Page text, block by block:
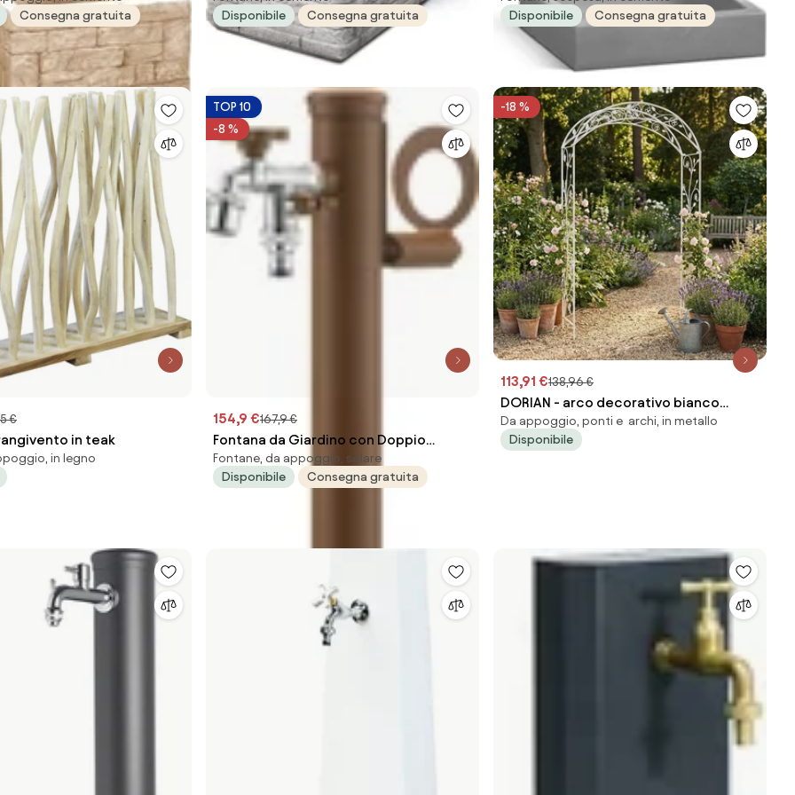
Consegna gratuita
KAM
Disponibile
Consegna gratuita
Disponibile
Consegna gratuita
€
in teak
in legno
TOP 10
-8 %
154,9 €167,9 €
Fontana da Giardino con Doppio
Rubinetto Belfer 42/SRR Ruggine...
Fontane, da appoggio, solare
Disponibile
Consegna gratuita
-18 %
113,91 €138,96 €
DORIAN - arco decorativo bianco
ossidato
Da appoggio, ponti e archi, in metallo
Disponibile